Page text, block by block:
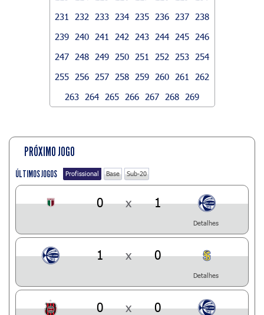
231
232 233 234 235 236 237
238
239
240 241 242 243 244 245
246
247
248 249 250 251 252 253
254
255
256 257 258 259 260 261
262
263
264 265 266 267 268 269
PRÓXIMO JOGO
ÚLTIMOS JOGOS Profissional Base Sub-20
0 x 1
Detalhes
1 x 0
Detalhes
0 x 0